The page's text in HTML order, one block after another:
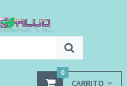
CARRITO
0